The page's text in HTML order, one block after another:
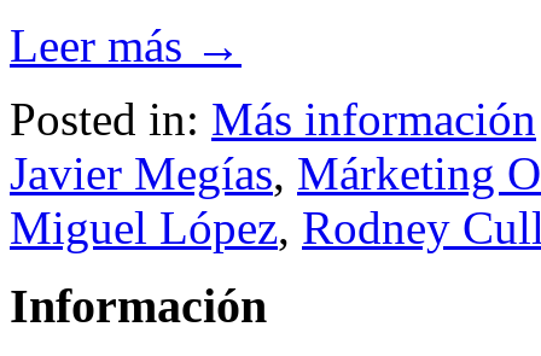
Leer más →
Posted in: Más información
Javier Megías, Márketing
Miguel López, Rodney
Información